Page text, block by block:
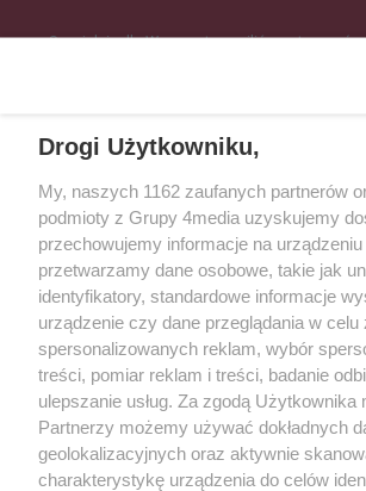
Specjalnie dla Was postanowiliśmy stworzyć
Śrem, Jarocin, Gniezno, Ostrów
Kontakt Reklama Patronat
Regulamin serwisu i ogłoszeń
Regulamin konkursów
Polityka
Przetwarzanie danych
Zapisz się do
Dołącz do grona ludzi najlepiej
Zapisz się »
Drogi Użytkowniku,
My, naszych 1162 zaufanych partnerów
podmioty z Grupy 4media uzyskujemy
przechowujemy informacje na urządzeniu
przetwarzamy dane osobowe, takie jak
identyfikatory, standardowe informacje
urządzenie czy dane przeglądania w celu
spersonalizowanych reklam, wybór
treści, pomiar reklam i treści, badanie
ulepszanie usług. Za zgodą Użytkownika
Partnerzy możemy używać dokładnych
geolokalizacyjnych oraz aktywnie
charakterystykę urządzenia do celów